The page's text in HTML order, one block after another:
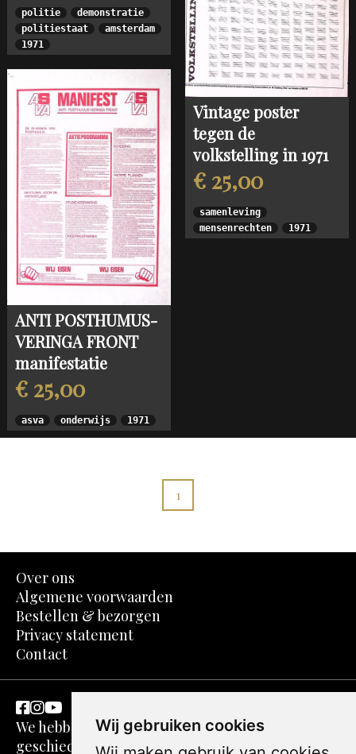
Wij gebruiken cookies
politie
demonstratie
politiestaat
amsterdam
1971
Vintage poster
tegen de
volkstelling in 1971
€ 25,00
samenleving
mensenrechten
1971
ANTI POSTHUMUS-
VERINGA FRONT
manifestatie
€ 25,00
asva onderwijs 1971
1
Over ons
Algemene voorwaarden
Bestellen & bezorgen
Privacy statement
Contact
We hebben een passie voor kunst en
geschiedenis. Dit komt in spotprenten perfect